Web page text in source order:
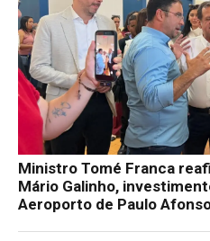
Ministro Tomé Franca
Mário Galinho,
Aeroporto de Paulo